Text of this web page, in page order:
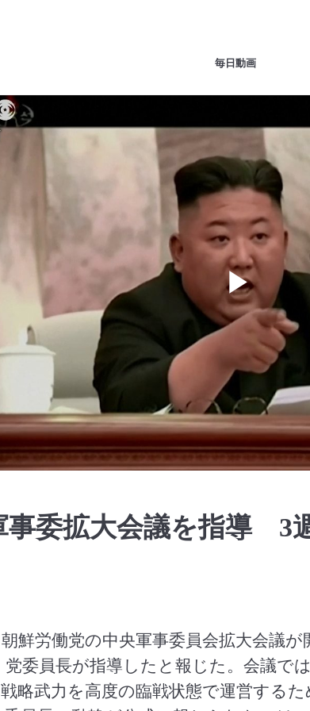
毎日動画
Play
事委拡大会議を指導 3
鮮労働党の中央軍事委員会拡大会議が
委員長が指導したと報じた。会議では
略武力を高度の臨戦状態で運営するた